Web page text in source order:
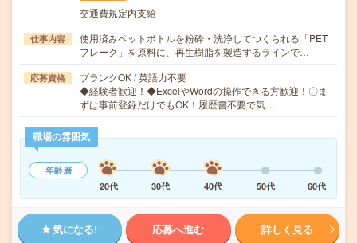
交通費規定内支給
仕事内容
使用済みペットボトルを粉砕・洗浄してつくられる「PET
フレーク」を原料に、再生樹脂を製造するラインで…
応募資格
ブランクOK / 英語力不要
◆経験者歓迎！◆ExcelやWordの操作できる方歓迎！〇ま
ずは事前登録だけでもOK！履歴書不要で気…
職場の雰囲気
年齢層
20代
30代 40代 50代 60代
気になる! 応募へ進む 詳しく見る